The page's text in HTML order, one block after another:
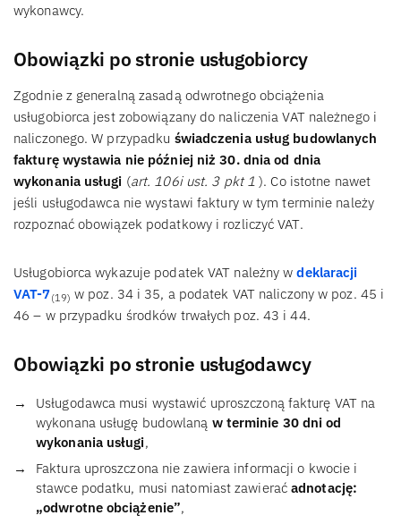
wykonawcy.
Obowiązki po stronie usługobiorcy
Zgodnie z generalną zasadą odwrotnego obciążenia
usługobiorca jest zobowiązany do naliczenia VAT należnego i
naliczonego. W przypadku świadczenia usług budowlanych
fakturę wystawia nie później niż 30. dnia od dnia
wykonania usługi (art. 106i ust. 3 pkt 1). Co istotne nawet
jeśli usługodawca nie wystawi faktury w tym terminie należy
rozpoznać obowiązek podatkowy i rozliczyć VAT.
Usługobiorca wykazuje podatek VAT należny wdeklaracji
VAT-7(19) w poz. 34 i 35, a podatek VAT naliczony w poz. 45 i
46 – w przypadku środków trwałych poz. 43 i 44.
Obowiązki po stronie usługodawcy
Usługodawca musi wystawić uproszczoną fakturę VAT na
wykonana usługę budowlaną w terminie 30 dni od
wykonania usługi,
Faktura uproszczona nie zawiera informacji o kwocie i
stawce podatku, musi natomiast zawieraćadnotację:
„odwrotne obciążenie”,